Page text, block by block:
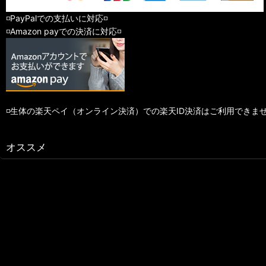
◽️PayPalでの支払いに対応◽️
◽️Amazon payでの決済に対応◽️
◽️生体の楽天ペイ（オンライン決済）での楽天ID決済はご利用できま
オススメ